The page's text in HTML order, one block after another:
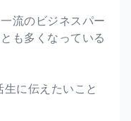
流のビジネスパー
も多くなっている
に伝えたいこと